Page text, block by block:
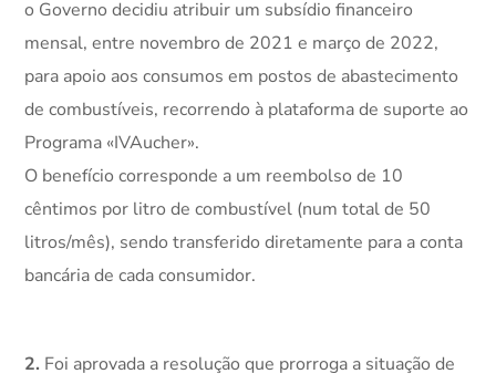
o Governo decidiu atribuir um subsídio financeiro
mensal, entre novembro de 2021 e março de 2022,
para apoio aos consumos em postos de abastecimento
de combustíveis, recorrendo à plataforma de suporte ao
Programa «IVAucher».
O benefício corresponde a um reembolso de 10
cêntimos por litro de combustível (num total de 50
litros/mês), sendo transferido diretamente para a conta
bancária de cada consumidor.
2. Foi aprovada a resolução que prorroga a situação de